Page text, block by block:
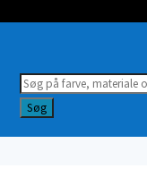
Products
search
Søg